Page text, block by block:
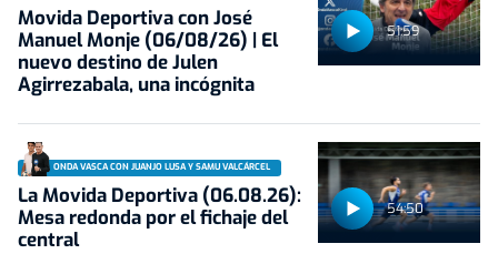
51:59
Movida Deportiva con José
Manuel Monje (06/08/26) | El
nuevo destino de Julen
Agirrezabala, una incógnita
54:50
ONDA VASCA CON JUANJO LUSA Y SAMU VALCÁRCEL
La Movida Deportiva (06.08.26):
Mesa redonda por el fichaje del
central